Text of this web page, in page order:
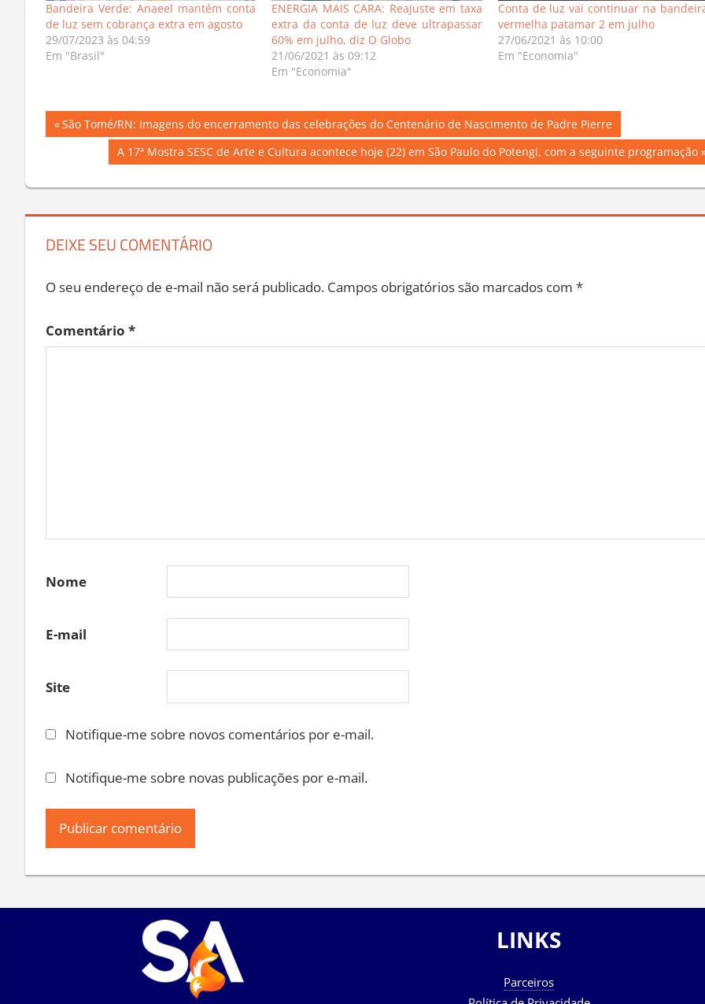
Bandeira Verde: Anaeel mantém conta
de luz sem cobrança extra em agosto
29/07/2023 às 04:59
Em "Brasil"
ENERGIA MAIS CARA: Reajuste em taxa
extra da conta de luz deve ultrapassar
60% em julho, diz O Globo
21/06/2021 às 09:12
Em "Economia"
Conta de luz vai continuar na
vermelha patamar 2 em julho
27/06/2021 às 10:00
Em "Economia"
Navegação
Post
Previous
Post:
São Tomé/RN: Imagens do encerramento das celebrações do Centenário de Nascimento de Padre Pierre
Next
Post:
A 17ª Mostra SESC de Arte e Cultura acontece hoje (22) em São Paulo do Potengi, com a seguinte programação
DEIXE SEU COMENTÁRIO
O seu endereço de e-mail não será publicado. Campos obrigatórios são marcados com *
Comentário *
Nome
E-mail
Site
Notifique-me sobre novos comentários por e-mail.
Notifique-me sobre novas publicações por e-mail.
LINKS
Parceiros